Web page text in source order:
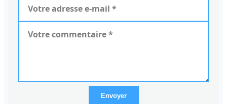
Envoyer